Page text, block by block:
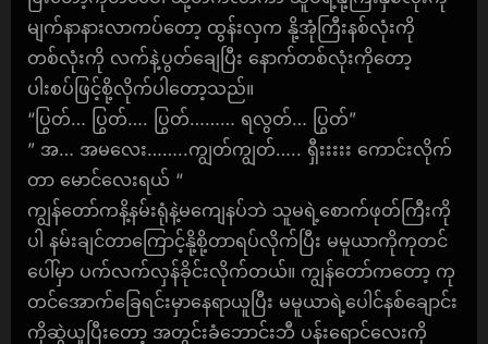
မျက်နာနားလာကပ်တော့ ထွန်းလှက နို့အုံကြီးနစ်လုံးကို
တစ်လုံးကို လက်နဲ့ပွတ်ချေပြီး နောက်တစ်လုံးကိုတော့
ပါးစပ်ဖြင့်စို့လိုက်ပါတော့သည်။
“ပြွတ်… ပြွတ်…. ပြွတ်……… ရလွတ်… ပြွတ်”
” အ… အမလေး……..ကျွတ်ကျွတ်….. ရှီးးးးး ကောင်းလိုက်
တာ မောင်လေးရယ် “
ကျွန်တော်ကနိ့နမ်းရုံနဲ့မကျေနပ်ဘဲ သူမရဲ့စောက်ဖုတ်ကြီးကို
ပါ နမ်းချင်တာကြောင့်နို့စို့တာရပ်လိုက်ပြီး မမူယာကိုကုတင်
ပေါ်မှာ ပက်လက်လှန်ခိုင်းလိုက်တယ်။ ကျွန်တော်ကတော့ ကု
တင်အောက်ခြေရင်းမှာနေရာယူပြီး မမူယာရဲ့ပေါင်နစ်ချောင်း
ကိုဆွဲယူပြီးတော့ အတွင်းခံဘောင်းဘီ ပန်းရောင်လေးကို